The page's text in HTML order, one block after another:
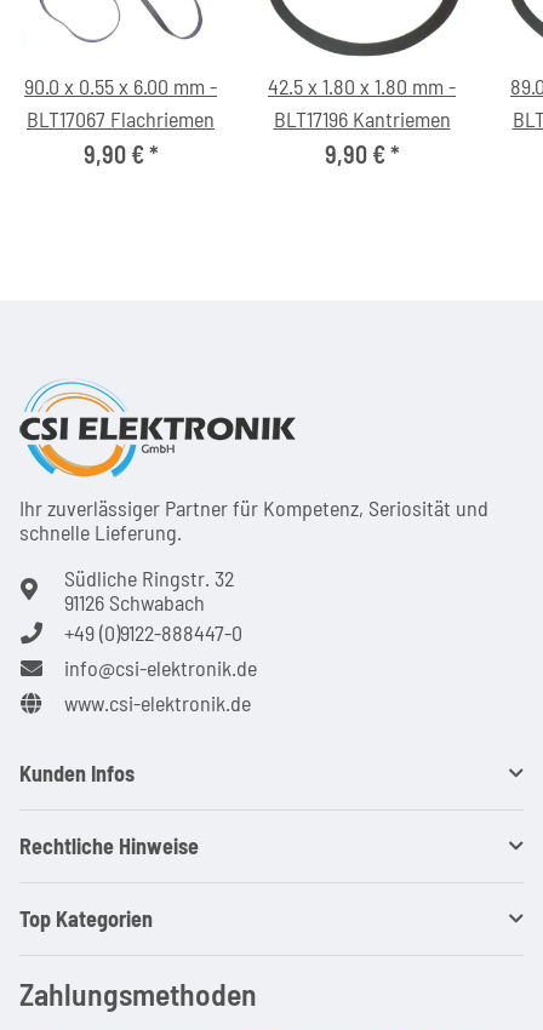
90.0 x 0.55 x 6.00 mm -
BLT17067 Flachriemen
9,90 €*
42.5 x 1.80 x 1.80 mm -
BLT17196 Kantriemen
9,90 €*
Ihr zuver­läs­siger Partner für Kom­pe­tenz, Seri­osi­tät und
schnel­le Lie­ferung.
Südliche Ringstr. 32
91126 Schwabach
+49 (0)9122-888447-0
info@csi-elektronik.de
www.csi-elektronik.de
Kunden Infos
Rechtliche Hinweise
Top Kategorien
Zahlungsmethoden